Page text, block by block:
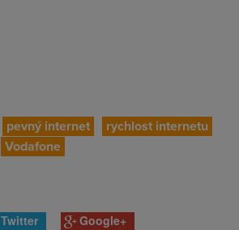
pevný internet
rychlost internetu
Vodafone
Twitter Google+